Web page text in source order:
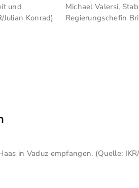
und
Konrad)
Michael Valersi,
Regierungschefin
in Vaduz empfangen. (Quelle: